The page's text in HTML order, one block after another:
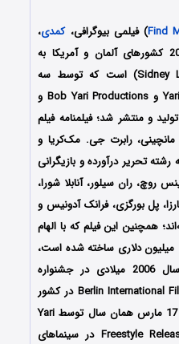
Find) فیلمی بیوگرافی،کمدی،
محصول سال 2006 کشورهای آلمان و آمریکا به
کارگردانی سیدنی لومت (Sidney Lumet) است که توسط سه
کمپانی Yari Film Group Releasing و Bob Yari Productions و
Syndicate Films International تولید و منتشر شد؛ فیلمنامه فیلم
مانچینی، رابرت جی. مک‌کریا و
تحریر درآورده و بازیگرانی
روچ، ران سیلور، آنابلا شورا،
پل بورگزی، فرانک آدونیس و
همچنین این فیلم که با الهام
از رویدادهای واقعی و با بودجه 13 میلیون دلاری ساخته شده است،
اولین بار در تاریخ 16 فوریه سال 2006 میلادی در جشنواره
بین‌المللی فیلم برلین Berlin International Film Festival در کشور
آلمان به نمایش درآمد سپس در 17 مارس همان سال توسط Yari
Film Group Releasing و Freestyle Releasing در سینماهای